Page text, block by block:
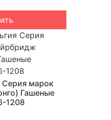
Серия марок
Гашеные
1208